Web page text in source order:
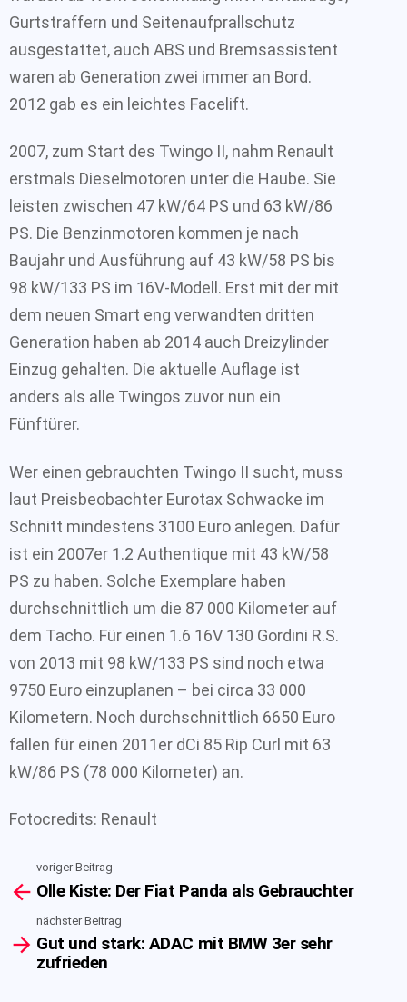
Gurtstraffern und Seitenaufprallschutz
ausgestattet, auch ABS und Bremsassistent
waren ab Generation zwei immer an Bord.
2012 gab es ein leichtes Facelift.
2007, zum Start des Twingo II, nahm Renault
erstmals Dieselmotoren unter die Haube. Sie
leisten zwischen 47 kW/64 PS und 63 kW/86
PS. Die Benzinmotoren kommen je nach
Baujahr und Ausführung auf 43 kW/58 PS bis
98 kW/133 PS im 16V-Modell. Erst mit der mit
dem neuen Smart eng verwandten dritten
Generation haben ab 2014 auch Dreizylinder
Einzug gehalten. Die aktuelle Auflage ist
anders als alle Twingos zuvor nun ein
Fünftürer.
Wer einen gebrauchten Twingo II sucht, muss
laut Preisbeobachter Eurotax Schwacke im
Schnitt mindestens 3100 Euro anlegen. Dafür
ist ein 2007er 1.2 Authentique mit 43 kW/58
PS zu haben. Solche Exemplare haben
durchschnittlich um die 87 000 Kilometer auf
dem Tacho. Für einen 1.6 16V 130 Gordini R.S.
von 2013 mit 98 kW/133 PS sind noch etwa
9750 Euro einzuplanen – bei circa 33 000
Kilometern. Noch durchschnittlich 6650 Euro
fallen für einen 2011er dCi 85 Rip Curl mit 63
kW/86 PS (78 000 Kilometer) an.
Fotocredits: Renault
more
voriger Beitrag
Olle Kiste: Der Fiat Panda als Gebrauchter
nächster Beitrag
Gut und stark: ADAC mit BMW 3er sehr
zufrieden